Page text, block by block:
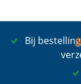
Bij